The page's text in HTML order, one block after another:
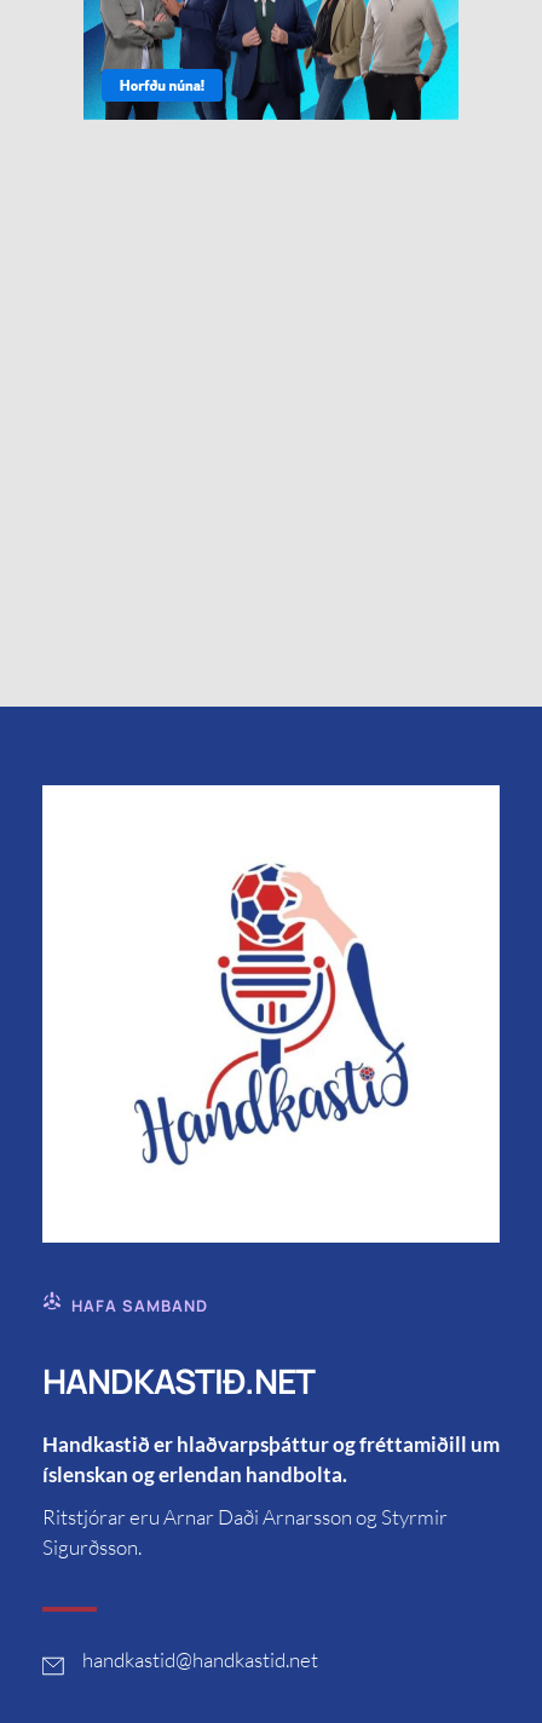
HAFA SAMBAND
HANDKASTIÐ.NET
Handkastið er hlaðvarpsþáttur og fréttamiðill um
íslenskan og erlendan handbolta.
Ritstjórar eru Arnar Daði Arnarsson og Styrmir
Sigurðsson.
handkastid@handkastid.net